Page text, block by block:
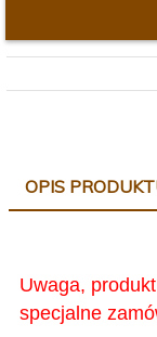
OPIS
Uwaga,
specjalne